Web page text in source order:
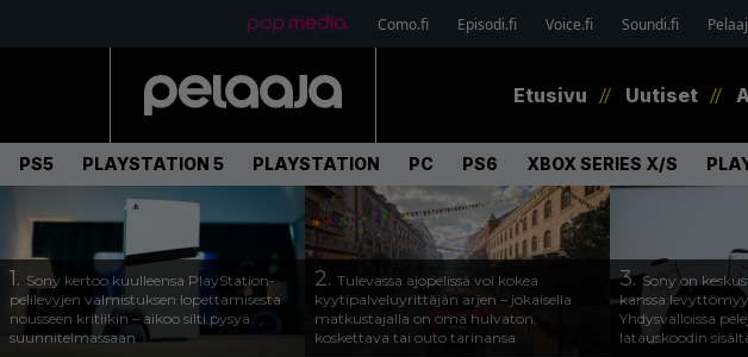
Como.fi Episodi.fi Voice.fi Soundi.fi
Etusivu Uutiset
PS5 PLAYSTATION 5 PLAYSTATION PC PS6 XBOX SERIES X/S
1. Sony kertoo kuulleensa PlayStation-
pelilevyjen valmistuksen lopettamisesta
nousseen kritiikin – aikoo silti pysyä
suunnitelmassaan
2. Tulevassa ajopelissä voi kokea
kyytipalveluyrittäjän arjen – jokaisella
matkustajalla on oma hulvaton,
koskettava tai outo tarinansa
3.Sony on
kanssa
Yhdysvalloissa
latauskoodin